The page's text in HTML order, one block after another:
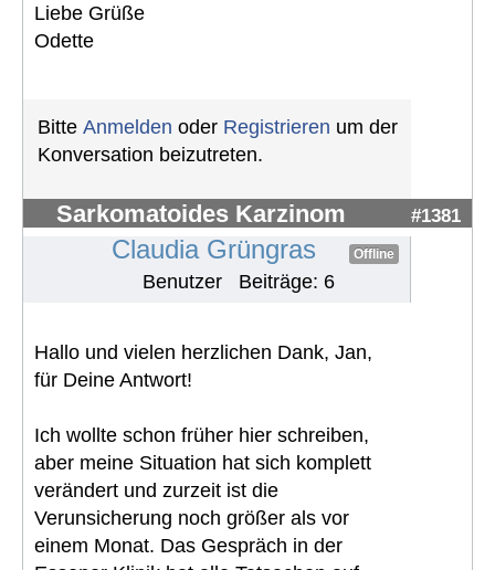
Liebe Grüße
Odette
Bitte Anmelden oder Registrieren um der
Konversation beizutreten.
Sarkomatoides Karzinom #1381
Claudia Grüngras Offline
Benutzer Beiträge: 6
Hallo und vielen herzlichen Dank, Jan,
für Deine Antwort!
Ich wollte schon früher hier schreiben,
aber meine Situation hat sich komplett
verändert und zurzeit ist die
Verunsicherung noch größer als vor
einem Monat. Das Gespräch in der